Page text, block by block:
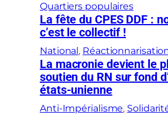
Quartiers populaires
La fête du CPES DDF :
c’est le collectif !
National ,
La macronie devient le
soutien du RN sur fond
états-unienne
Anti-Impérialisme,